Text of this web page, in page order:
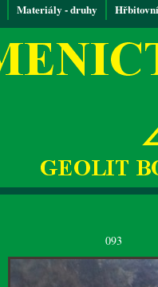
Materiály - druhy
093